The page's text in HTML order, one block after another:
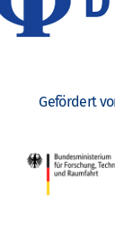
Gefördert